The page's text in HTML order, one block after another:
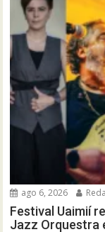
ago 6, 2026
Festival Uaimií
Jazz Orquestra